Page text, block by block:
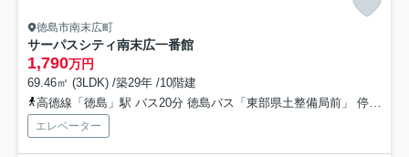
徳島市南末広町
サーパスシティ南末広一番館
1,790万円
69.46㎡ (3LDK) /築29年 /10階建
高徳線「徳島」駅 バス20分 徳島バス「東部県土整備局前」 停歩2分
エレベーター